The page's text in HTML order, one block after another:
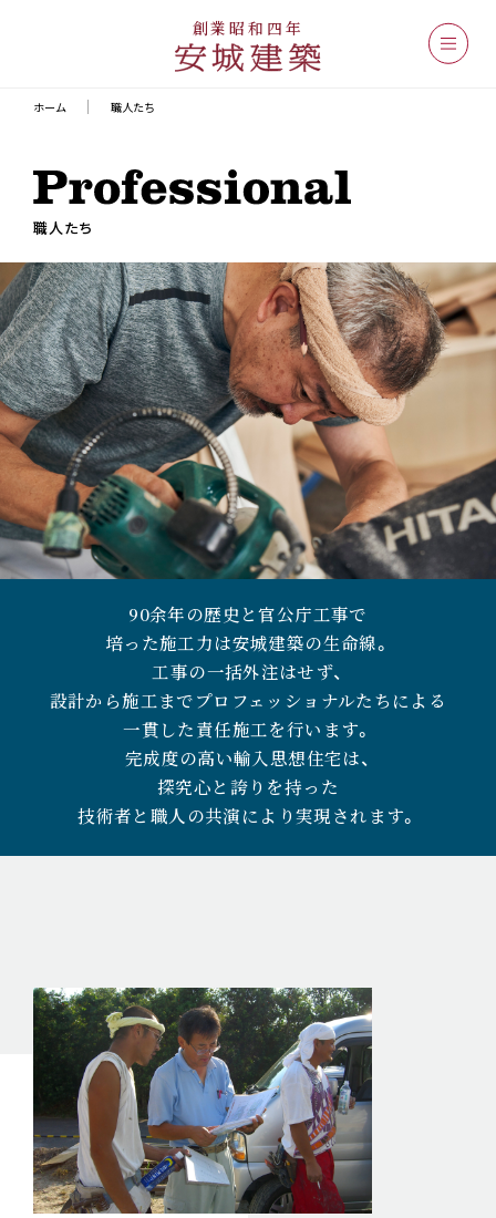
創業昭和四年
ホーム 職人たち
職人たち
90余年の歴史と官公庁工事で
培った施工力は安城建築の生命線。
工事の一括外注はせず、
設計から施工までプロフェッショナルたちによる
一貫した責任施工を行います。
完成度の高い輸入思想住宅は、
探究心と誇りを持った
技術者と職人の共演により実現されます。